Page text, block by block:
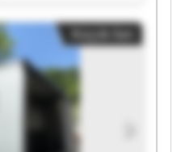
PLC Merkezi EOOD PLC
EOOD PLC Merkezi
PLC Merkezi EOOD PLC
EOOD PLC Merkezi